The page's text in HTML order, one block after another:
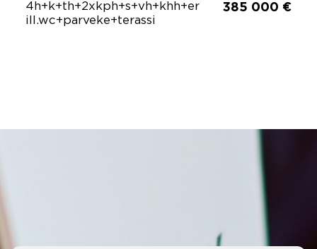
4h+k+th+2xkph+s+vh+khh+er
ill.wc+parveke+terassi
385 000 €